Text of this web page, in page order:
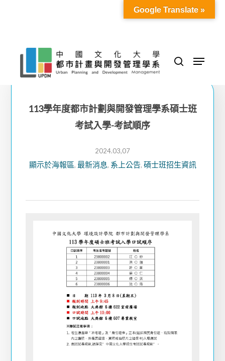
content
search
Menu
113學年度都市計劃與開發管理學系碩士班
考試入學-考試順序
2024.03,07
顯示於海報區, 最新消息, 系上公告, 碩士班招生資訊
Google Translate »